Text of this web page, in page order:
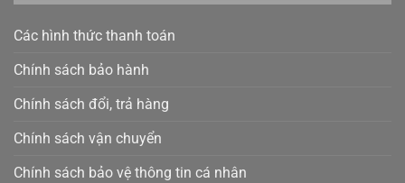
Các hình thức thanh toán
Chính sách bảo hành
Chính sách đổi, trả hàng
Chính sách vận chuyển
Chính sách bảo vệ thông tin cá nhân